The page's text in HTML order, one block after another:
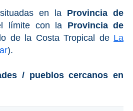
en la Provincia de
límite con la Provincia de
de la Costa Tropical de La
).
/ pueblos cercanos en